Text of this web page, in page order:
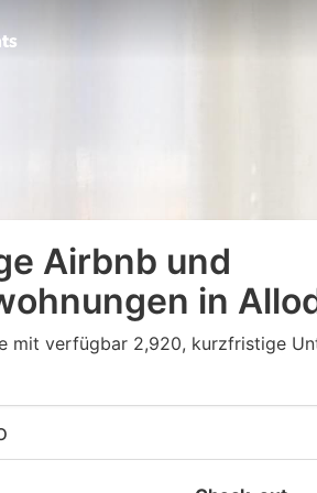
Airbnb und
in
mit verfügbar 2,920, kurzfristige